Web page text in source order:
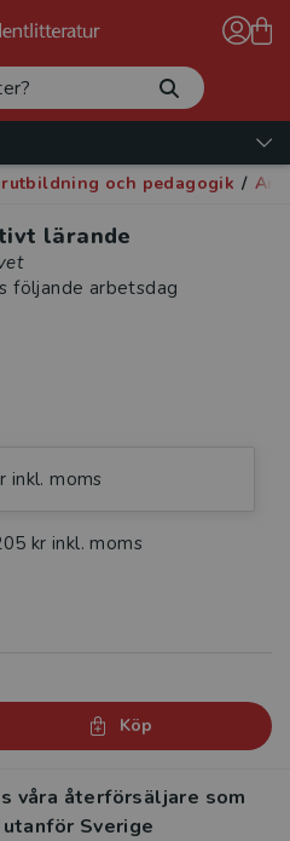
och pedagogik /
lärande
följande arbetsdag
inkl. moms
kr inkl. moms
Köp
våra återförsäljare som
Sverige